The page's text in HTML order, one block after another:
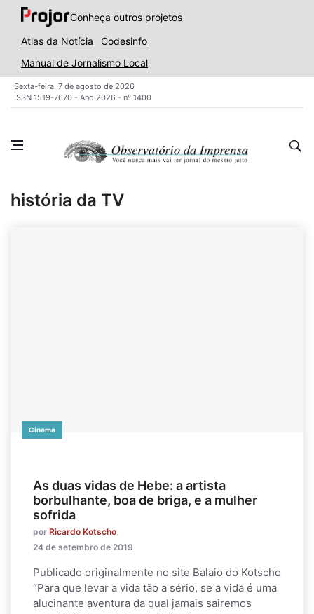
Conheça outros projetos
Atlas da Notícia
Codesinfo
Manual de Jornalismo Local
Sexta-feira, 7 de agosto de 2026
ISSN 1519-7670 - Ano 2026 - nº 1400
história da TV
Cinema
As duas vidas de Hebe: a artista
borbulhante, boa de briga, e a mulher
sofrida
por Ricardo Kotscho
24 de setembro de 2019
Publicado originalmente no site Balaio do Kotscho
“Para que levar a vida tão a sério, se a vida é uma
alucinante aventura da qual jamais sairemos